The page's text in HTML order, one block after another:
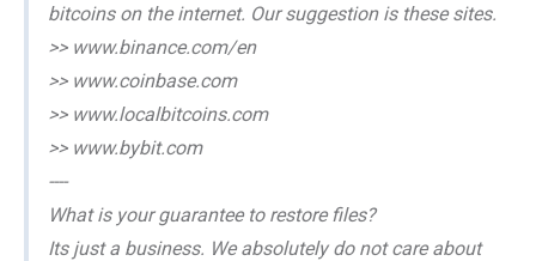
bitcoins on the internet. Our suggestion is these sites.
>> www.binance.com/en
>> www.coinbase.com
>> www.localbitcoins.com
>> www.bybit.com
----
What is your guarantee to restore files?
Its just a business. We absolutely do not care about